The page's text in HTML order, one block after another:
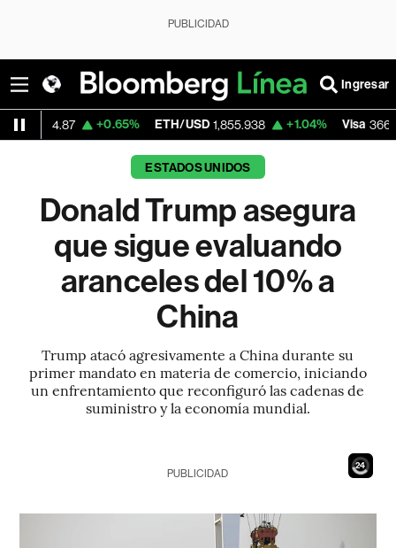
PUBLICIDAD
Ingresar
+0.65% ETH/USD 1,855.938 +1.04% Visa 366.13 -
ESTADOS UNIDOS
Donald Trump asegura
que sigue evaluando
aranceles del 10% a
China
Trump atacó agresivamente a China durante su
primer mandato en materia de comercio, iniciando
un enfrentamiento que reconfiguró las cadenas de
suministro y la economía mundial.
22
PUBLICIDAD